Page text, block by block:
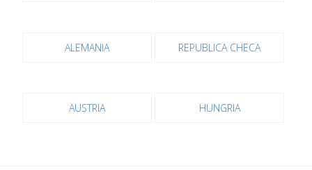
ALEMANIA REPUBLICA CHECA
AUSTRIA HUNGRIA